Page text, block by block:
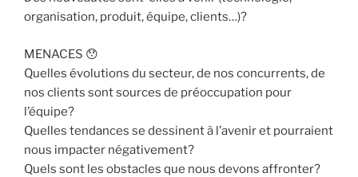
organisation, produit, équipe, clients…)?
MENACES 😯
Quelles évolutions du secteur, de nos concurrents, de
nos clients sont sources de préoccupation pour
l’équipe?
Quelles tendances se dessinent à l’avenir et pourraient
nous impacter négativement?
Quels sont les obstacles que nous devons affronter?